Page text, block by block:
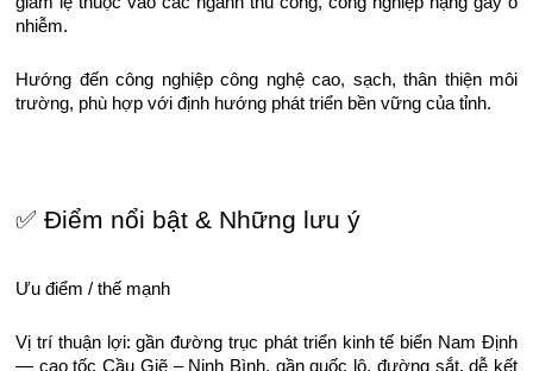
nhiễm.
Hướng đến công nghiệp công nghệ cao, sạch, thân thiện môi
trường, phù hợp với định hướng phát triển bền vững của tỉnh.
✅ Điểm nổi bật & Những lưu ý
Ưu điểm / thế mạnh
Vị trí thuận lợi: gần đường trục phát triển kinh tế biển Nam Định
— cao tốc Cầu Giẽ – Ninh Bình, gần quốc lộ, đường sắt, dễ kết